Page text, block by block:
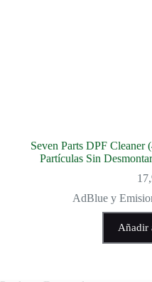
Seven Parts DPF
Partículas Sin
AdBlue y
Añadir